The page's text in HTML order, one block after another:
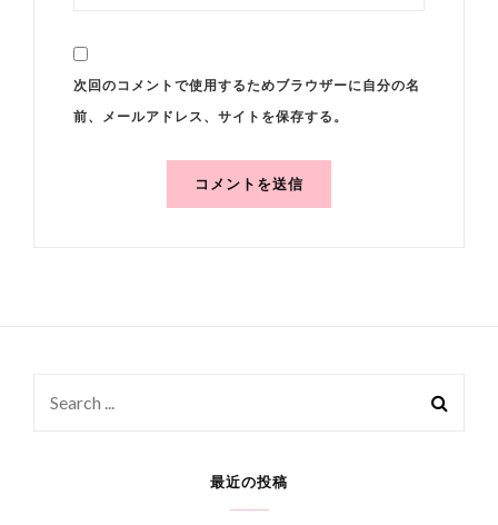
次回のコメントで使用するためブラウザーに自分の名
前、メールアドレス、サイトを保存する。
最近の投稿